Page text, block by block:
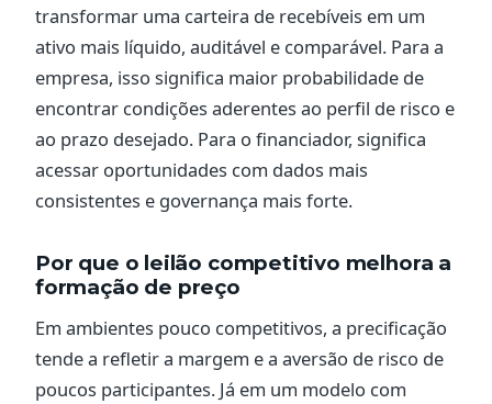
transformar uma carteira de recebíveis em um
ativo mais líquido, auditável e comparável. Para a
empresa, isso significa maior probabilidade de
encontrar condições aderentes ao perfil de risco e
ao prazo desejado. Para o financiador, significa
acessar oportunidades com dados mais
consistentes e governança mais forte.
Por que o leilão competitivo melhora a
formação de preço
Em ambientes pouco competitivos, a precificação
tende a refletir a margem e a aversão de risco de
poucos participantes. Já em um modelo com